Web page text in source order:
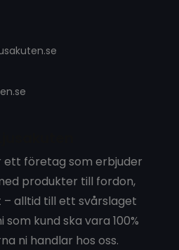
ett företag som erbjuder
produkter till fordon,
– alltid till ett svårslaget
kund ska vara 100%
ni handlar hos oss.